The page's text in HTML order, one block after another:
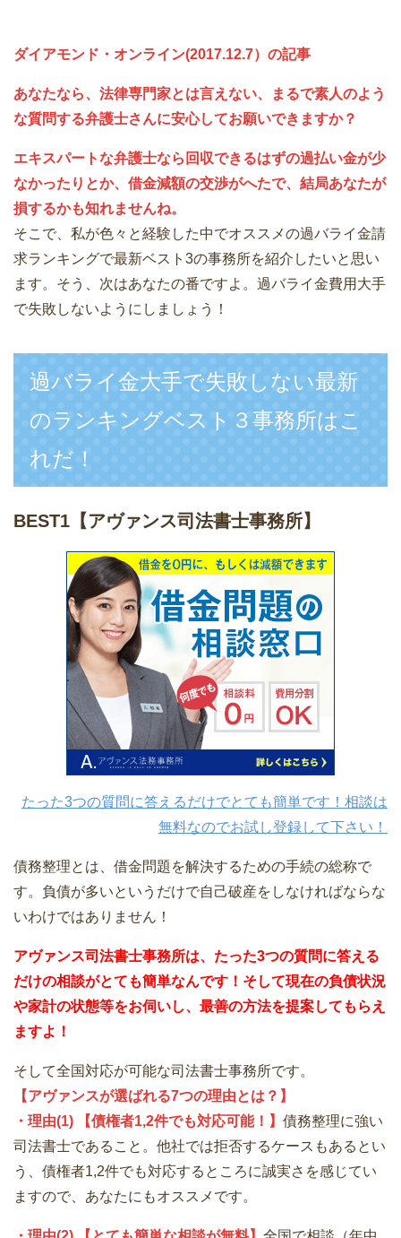
ダイアモンド・オンライン(2017.12.7）の記事
あなたなら、法律専門家とは言えない、まるで素人のよう
な質問する弁護士さんに安心してお願いできますか？
エキスパートな弁護士なら回収できるはずの過払い金が少
なかったりとか、借金減額の交渉がへたで、結局あなたが
損するかも知れませんね。
そこで、私が色々と経験した中でオススメの過バライ金請
求ランキングで最新ベスト3の事務所を紹介したいと思い
ます。そう、次はあなたの番ですよ。過バライ金費用大手
で失敗しないようにしましょう！
過バライ金大手で失敗しない最新
のランキングベスト３事務所はこ
れだ！
BEST1 【アヴァンス司法書士事務所】
たった3つの質問に答えるだけでとても簡単です！相談は
無料なのでお試し登録して下さい！
債務整理とは、借金問題を解決するための手続の総称で
す。負債が多いというだけで自己破産をしなければならな
いわけではありません！
アヴァンス司法書士事務所は、 たった3つの質問に答える
だけの相談がとても簡単なんです！そして現在の負債状況
や家計の状態等をお伺いし、最善の方法を提案してもらえ
ますよ！
そして全国対応が可能な司法書士事務所です。
【アヴァンスが選ばれる7つの理由とは？】
・理由(1) 【債権者1,2件でも対応可能！】 債務整理に強い
司法書士であること。他社では拒否するケースもあるとい
う、債権者1,2件でも対応するところに誠実さを感じてい
ますので、あなたにもオススメです。